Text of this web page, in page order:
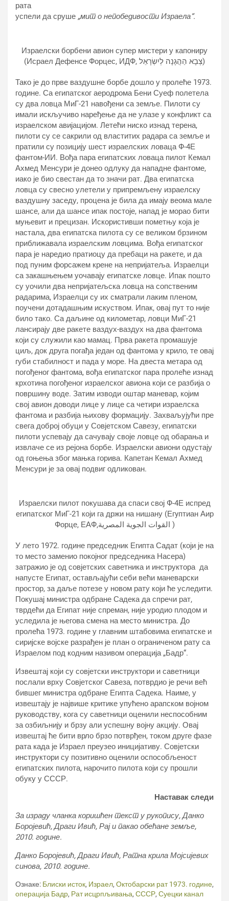
рата
успели да сруше „мит о непобедивости Израела“.
Израелски борбени авион супер мистери у капониру
(Исраел Дефенсе Форцес, ИДФ, צְבָא הַהֲגָנָה לְיִשְׂרָאֵל)
Тако је до прве ваздушне борбе дошло у пролеће 1973.
године. Са египатског аеродрома Бени Суеф полетела
су два ловца МиГ-21 навођени са земље. Пилоти су
имали искључиво наређење да не улазе у конфликт са
израелском авијацијом. Летећи ниско изнад терена,
пилоти су се сакрили од властитих радара са земље и
пратили су позицију шест израелских ловаца Ф-4Е
фантом-ИИ. Вођа пара египатских ловаца пилот Кемал
Ахмед Менсури је донео одлуку да нападне фантоме,
иако је био свестан да то значи рат. Два египатска
ловца су свесно улетели у припремљену израелску
ваздушну заседу, процена је била да имају веома мале
шансе, али да шансе ипак постоје, напад је морао бити
муњевит и прецизан. Искористивши пометњу која је
настала, два египатска пилота су се великом брзином
приближавала израелским ловцима. Вођа египатског
пара је наредио пратиоцу да пребаци на ракете, и да
под пуним форсажем крене на непријатеља. Израелци
са закашњењем уочавају египатске ловце. Ипак пошто
су уочили два непријатељска ловца на сопственим
радарима, Израелци су их сматрали лаким пленом,
поучени дотадашњим искуством. Ипак, овај пут то није
било тако. Са даљине од километар, ловци МиГ-21
лансирају две ракете ваздух-ваздух на два фантома
који су служили као мамац. Прва ракета промашује
циљ, док друга погађа један од фантома у крило, те овај
губи стабилност и пада у море. На двеста метара од
погођеног фантома, вођа египатског пара пролеће изнад
крхотина погођеног израелског авиона који се разбија о
површину воде. Затим изводи оштар маневар, којим
свој авион доводи лице у лице са четири израелска
фантома и разбија њихову формацију. Захваљујући пре
свега доброј обуци у Совјетском Савезу, египатски
пилоти успевају да сачувају своје ловце од обарања и
извлаче се из рејона борбе. Израелски авиони одустају
од гоњења због мањка горива. Капетан Кемал Ахмед
Менсури је за овај подвиг одликован.
Израелски пилот покушава да спаси свој Ф-4Е испред
египатског МиГ-21 који га држи на нишану (Егyптиан Аир
Форце, ЕАФ,القوات الجوية المصرية )
У лето 1972. године председник Египта Садат (који је на
то место заменио покојног председника Насера)
затражио је од совјетских саветника и инструктора да
напусте Египат, остављајући себи већи маневарски
простор, за даље потезе у новом рату који ће уследити.
Покушај министра одбране Садека да спречи рат,
тврдећи да Египат није спреман, није уродио плодом и
уследила је његова смена на место министра. До
пролећа 1973. године у главним штабовима египатске и
сиријске војске разрађен је план о ограниченом рату са
Израелом под кодним називом операција „Бадр“.
Извештај који су совјетски инструктори и саветници
послали врху Совјетског Савеза, потврдио је речи већ
бившег министра одбране Египта Садека. Наиме, у
извештају је највише критике упућено арапском војном
руководству, кога су саветници оценили неспособним
за озбиљнију и брзу али успешну војну акцију. Овај
извештај ће бити врло брзо потврђен, током друге фазе
рата када је Израел преузео иницијативу. Совјетски
инструктори су позитивно оценили оспособљеност
египатских пилота, нарочито пилота који су прошли
обуку у СССР.
Наставак следи
За израду чланка коришћен текст у рукопису, Данко
Боројевић, Драги Ивић, Рај и пакао обећане земље,
2010. године.
Данко Боројевић, Драги Ивић, Ратна крила Мојсијевих
синова, 2010. године.
Ознаке: Блиски исток, Израел, Октобарски рат 1973. године,
операција Бадр, Рат исцрпљивања, СССР, Суецки канал